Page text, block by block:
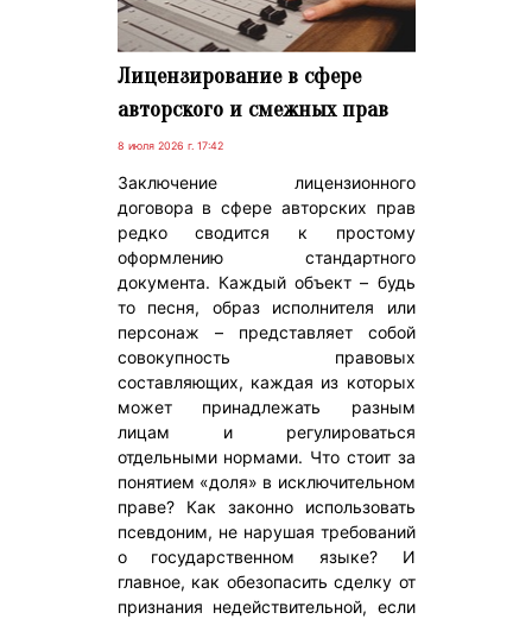
Лицензирование в сфере
авторского и смежных прав
8 июля 2026 г. 17:42
Заключение лицензионного
договора в сфере авторских прав
редко сводится к простому
оформлению стандартного
документа. Каждый объект – будь
то песня, образ исполнителя или
персонаж – представляет собой
совокупность правовых
составляющих, каждая из которых
может принадлежать разным
лицам и регулироваться
отдельными нормами. Что стоит за
понятием «доля» в исключительном
праве? Как законно использовать
псевдоним, не нарушая требований
о государственном языке? И
главное, как обезопасить сделку от
признания недействительной, если